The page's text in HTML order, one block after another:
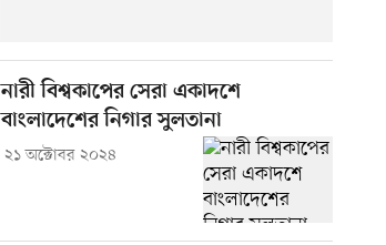
নারী বিশ্বকাপের সেরা একাদশে
বাংলাদেশের নিগার সুলতানা
২১ অক্টোবর ২০২৪